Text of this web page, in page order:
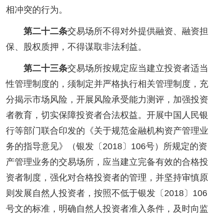
相冲突的行为。
第二十二条交易场所不得对外提供融资、融资担
保、股权质押，不得谋取非法利益。
第二十三条交易场所按规定应当建立投资者适当
性管理制度的，须制定并严格执行相关管理制度，充
分揭示市场风险，开展风险承受能力测评，加强投资
者教育，切实保障投资者合法权益。开展中国人民银
行等部门联合印发的《关于规范金融机构资产管理业
务的指导意见》（银发〔2018〕106号）所规定的资
产管理业务的交易场所，应当建立完备有效的合格投
资者制度，强化对合格投资者的管理，并坚持审慎原
则发展自然人投资者，按照不低于银发〔2018〕106
号文的标准，明确自然人投资者准入条件，及时向监